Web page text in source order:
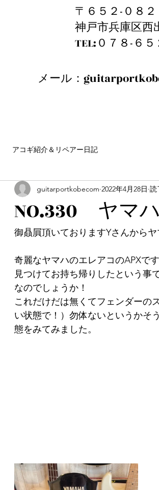
〒６５２-０８２
神戸市兵庫区西
​TEL:０７８-６５
メール：
アコギ紹介＆リペアー日記
NO.330 ヤマ
guitarportkobecom 2022年4月28日 読
御贔屓頂いておりますYさんから
奇麗なヤマハのエレアコのAPXで
見つけてお持ち帰りしたという事
なのでしょうか！
これだけだは無くてフェンダーの
い状態で！）勿体ないというかそ
態をみてみました。